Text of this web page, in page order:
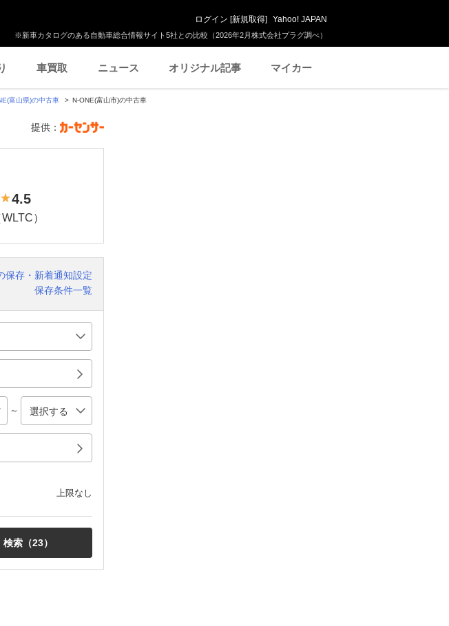
※新車カタログのある自動車総合情報サイト5社との比較（2026年2月株式会社プラグ調べ）
ログイン [新規取得] Yahoo! JAPAN
車買取 ニュース オリジナル記事 マイカー
富山県)の中古車 N-ONE(富山市)の中古車
提供：
4.5
）
保存・新着通知設定
保存条件一覧
～
上限なし
検索（23）